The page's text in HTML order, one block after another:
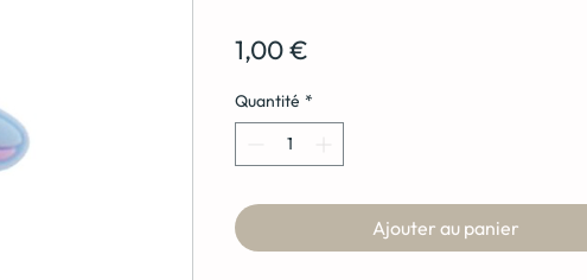
1,00 €
Quantité *
Ajouter au panier